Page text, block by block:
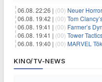
06.08. 22:26 | (00) Neuer
06.08. 19:42 | (00) Tom Clancy’s
06.08. 19:41 | (00) Farmer’s
06.08. 19:41 | (00) Tower Tactics 2
06.08. 19:40 | (00) MARVEL
KINO/TV-NEWS